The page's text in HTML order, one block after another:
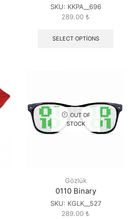
SKU: KKPA__696
289.00 ₺
SELECT OPTIONS
OUT OF
STOCK
Gözlük
0110 Binary
SKU: KGLK__527
289.00 ₺